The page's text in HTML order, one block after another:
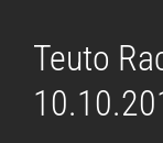
Teuto